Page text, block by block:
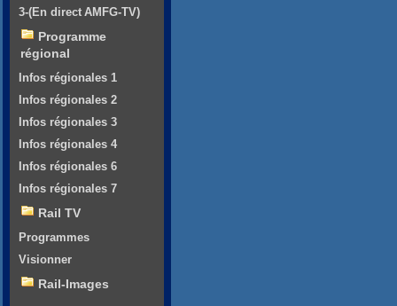
3-(En direct AMFG-TV)
Programme
régional
Infos régionales 1
Infos régionales 2
Infos régionales 3
Infos régionales 4
Infos régionales 6
Infos régionales 7
Rail TV
Programmes
Visionner
Rail-Images